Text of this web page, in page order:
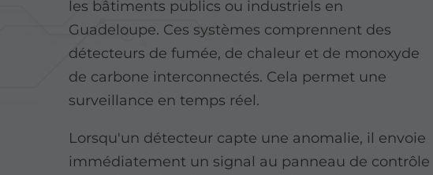
les bâtiments publics ou industriels en
Guadeloupe. Ces systèmes comprennent des
détecteurs de fumée, de chaleur et de monoxyde
de carbone interconnectés. Cela permet une
surveillance en temps réel.
Lorsqu'un détecteur capte une anomalie, il envoie
immédiatement un signal au panneau de contrôle